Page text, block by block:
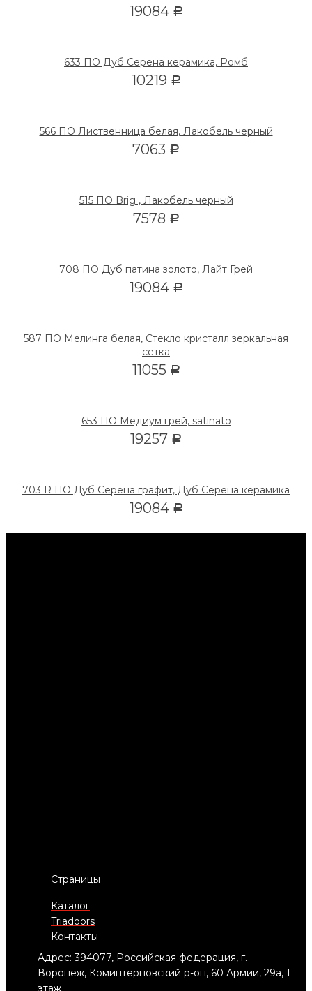
19084 Р
633 ПО Дуб Серена керамика, Ромб
10219 Р
566 ПО Лиственница белая, Лакобель черный
7063 Р
515 ПО Brig , Лакобель черный
7578 Р
708 ПО Дуб патина золото, Лайт Грей
19084 Р
587 ПО Мелинга белая, Стекло кристалл зеркальная
сетка
11055 Р
653 ПО Медиум грей, satinato
19257 Р
703 R ПО Дуб Серена графит, Дуб Серена керамика
19084 Р
Страницы
Каталог
Triadoors
Контакты
Адрес: 394077, Российская федерация, г.
Воронеж, Коминтерновский р-он, 60 Армии, 29а, 1
этаж